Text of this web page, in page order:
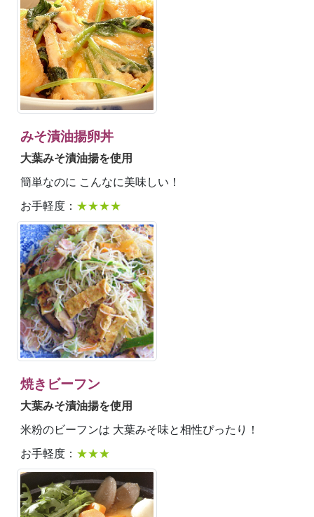
みそ漬油揚卵丼
大葉みそ漬油揚を使用
簡単なのに こんなに美味しい！
お手軽度： ★★★★
焼きビーフン
大葉みそ漬油揚を使用
米粉のビーフンは 大葉みそ味と相性ぴったり！
お手軽度： ★★★